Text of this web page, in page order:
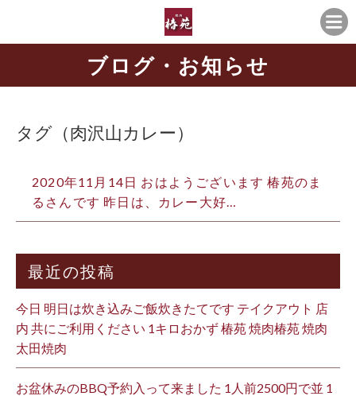
ブログ・お知らせ
タグ（肉沢山カレー）
2020年11月14日 おはようございます️ 椿苑のま
るさんです 昨日は、カレー大好…
最近の投稿
今日 明日は炊き込みご飯炊きたてです テイクアウト 店
内 共にご利用ください 1キロおかず 椿苑 焼肉椿苑 焼肉
太田焼肉
お盆休みのBBQ予約入って来ました 1人前2500円で並 1